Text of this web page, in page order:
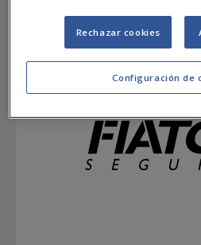
Configuración de
Rechazar cookies